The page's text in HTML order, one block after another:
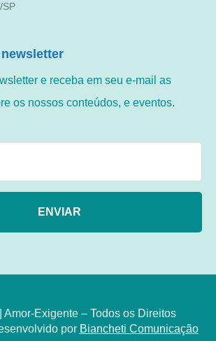
SP
e receba em seu e-mail as
os nossos conteúdos, e eventos.
ENVIAR
Amor-Exigente – Todos os Direitos
por Biancheti Comunicação